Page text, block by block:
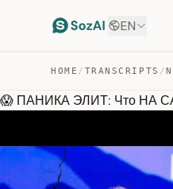
EN
HOME / TRANSCRIPTS /
😱 ПАНИКА ЭЛИТ: Что НА